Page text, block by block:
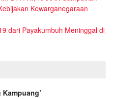
Kewarganegaraan
dari Payakumbuh Meninggal di
Kampuang’